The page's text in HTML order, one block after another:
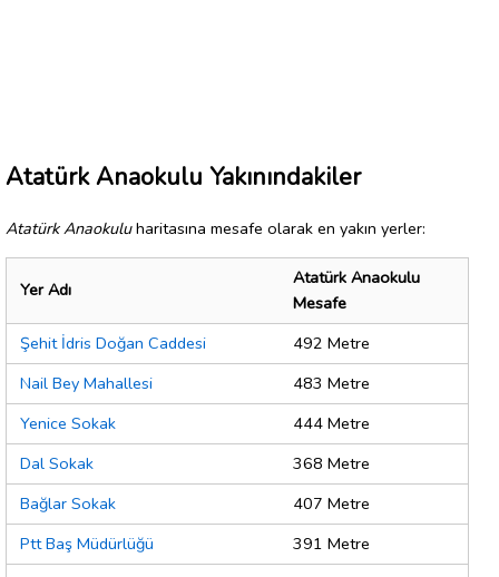
Atatürk Anaokulu Yakınındakiler
Atatürk Anaokuluharitasına mesafe olarak en yakın yerler:
Yer Adı
Atatürk Anaokulu
Mesafe
Şehit İdris Doğan Caddesi
492 Metre
Nail Bey Mahallesi
483 Metre
Yenice Sokak
444 Metre
Dal Sokak
368 Metre
Bağlar Sokak
407 Metre
Ptt Baş Müdürlüğü
391 Metre